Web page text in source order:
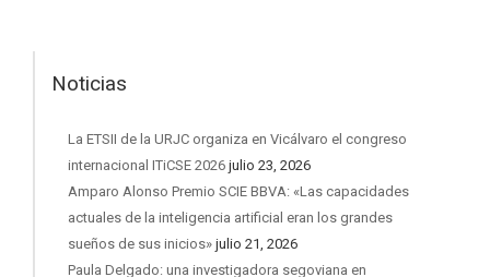
Noticias
La ETSII de la URJC organiza en Vicálvaro el congreso
internacional ITiCSE 2026 julio 23, 2026
Amparo Alonso Premio SCIE BBVA: «Las capacidades
actuales de la inteligencia artificial eran los grandes
sueños de sus inicios» julio 21, 2026
Paula Delgado: una investigadora segoviana en